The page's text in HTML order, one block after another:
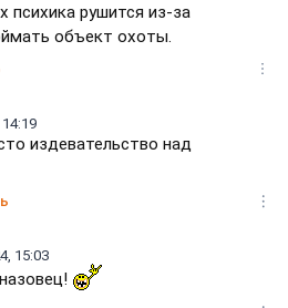
психика рушится из-за
объект охоты.
издевательство над
15:03